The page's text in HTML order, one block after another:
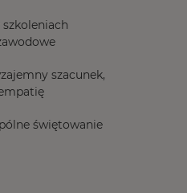
szacunek,
świętowanie